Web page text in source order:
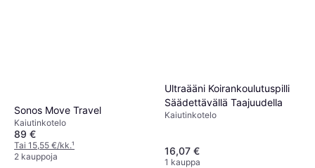
Sonos Move Travel
Kaiutinkotelo
89 €
Tai 15,55 €/kk.¹
2 kauppoja
Ultraääni Koirankoulutuspilli
Säädettävällä Taajuudella
Kaiutinkotelo
16,07 €
1 kauppa